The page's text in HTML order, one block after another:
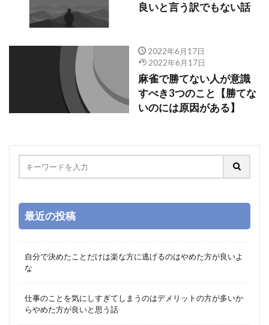
良いと言う訳でもない話
2022年6月17日
2022年6月17日
麻雀で勝てない人が意識
すべき3つのこと【勝てな
いのには原因がある】
最近の投稿
自分で決めたことだけは楽な方に逃げるのはやめた方が良いよ
な
仕事のことを気にしすぎてしまうのはデメリットの方が多いか
らやめた方が良いと思う話